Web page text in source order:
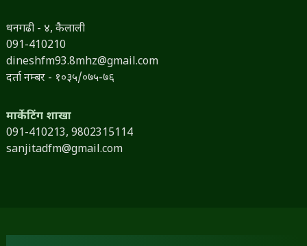
धनगढी - ४, कैलाली
091-410210
dineshfm93.8mhz@gmail.com
दर्ता नम्बर - १०३५/०७५-७६
मार्केटिंग शाखा
091-410213, 9802315114
sanjitadfm@gmail.com